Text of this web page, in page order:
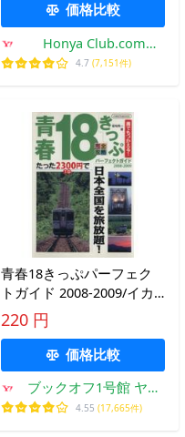
価格比較
Honya Club.com
Yahoo!店
4.7 (7,151件)
青春18きっぷパーフェク
トガイド 2008-2009/イカ
ロス出版
220 円
価格比較
ブックオフ1号館 ヤフ
ーショッピング店
4.55 (17,665件)